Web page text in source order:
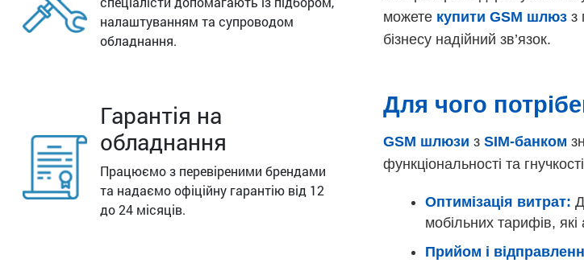
налаштуванням та супроводом
обладнання.
Гарантія на
обладнання
Працюємо з перевіреними брендами
та надаємо офіційну гарантію від 12
до 24 місяців.
можете купити GSM шлюз з
бізнесу надійний зв’язок.
Для чого
GSM шлюзи з SIM-банком
функціональності та
Оптимізація витрат:
мобільних тарифів,
Прийом і